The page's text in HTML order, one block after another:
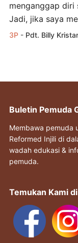
menganggap diri
Jadi, jika saya
3P - Pdt. Billy
Buletin Pemuda
Membawa pemuda
Reformed Injili di
wadah edukasi &
pemuda.
Temukan Kami di